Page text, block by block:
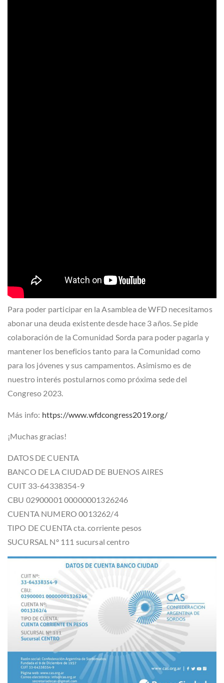
Para poder participar en la Asamblea de WFD necesitamos
abonar una deuda existente desde hace 3 años. Se pide
colaboración de la Comunidad Sorda para poder pagarla y
mantener los beneficios tanto para la Comunidad como
para los jóvenes y sus campamentos. Asimismo es de
nuestro interés postularnos como próxima sede del
Congreso 2023.
Más info: https://www.wfdcongress2019.org/
¡Muchas gracias!
DATOS DE CUENTA
BANCO DE LA CIUDAD DE BUENOS AIRES
CUIT 33-64338354-9
CBU 02900001 00000001326246
CUENTA NUMERO 0013262/4
TIPO DE CUENTA cta. corriente pesos
SUCURSAL Nº 111 sucursal centro